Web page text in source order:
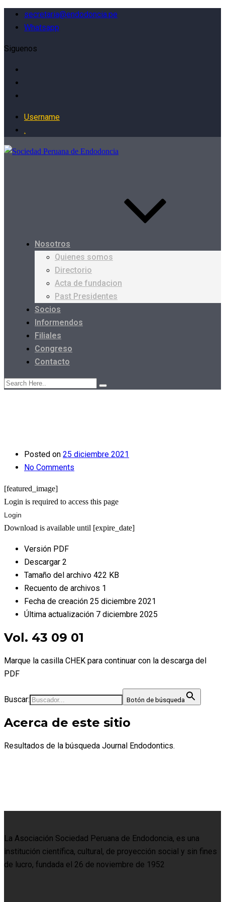
secretaria@endodoncia.pe
Whatsapp
Siguenos
Username
.
Nosotros
Quienes somos
Directorio
Acta de fundacion
Past Presidentes
Socios
Informendos
Filiales
Congreso
Contacto
Posted on 25 diciembre 2021
No Comments
[featured_image]
Login is required to access this page
Login
Download is available until [expire_date]
Versión PDF
Descargar 2
Tamaño del archivo 422 KB
Recuento de archivos 1
Fecha de creación 25 diciembre 2021
Última actualización 7 diciembre 2025
Vol. 43 09 01
Marque la casilla CHEK para continuar con la descarga del
PDF
Buscar: Botón de búsqueda
Acerca de este sitio
Resultados de la búsqueda Journal Endodontics.
La Asociación Sociedad Peruana de Endodoncia, es una
institución científica, cultural, de proyección social y sin fines
de lucro, fundada el 26 de noviembre de 1952